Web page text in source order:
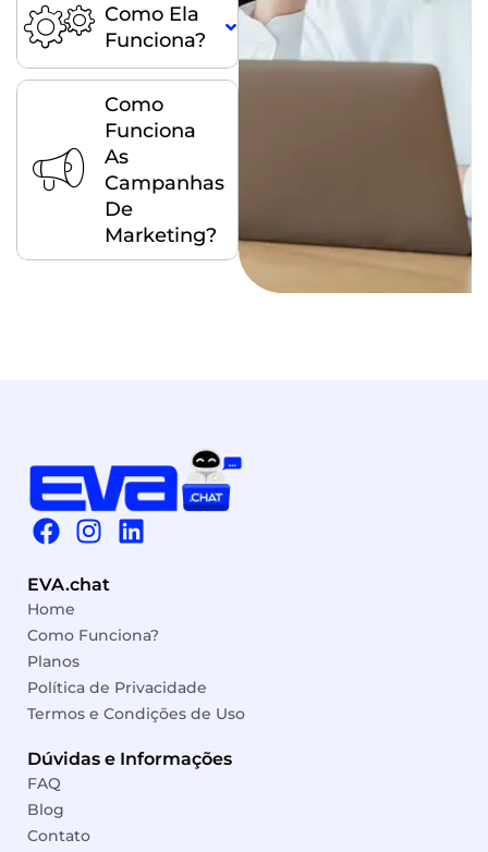
Como Ela
Funciona?
Como
Funciona
As
Campanhas
De
Marketing?
F
a
c
e
b
o
o
k
I
n
s
a
r
a
L
i
e
i
n
EVA.chat
Home
Como Funciona?
Planos
Política de Privacidade
Termos e Condições de Uso
Dúvidas e Informações
FAQ
Blog
Contato